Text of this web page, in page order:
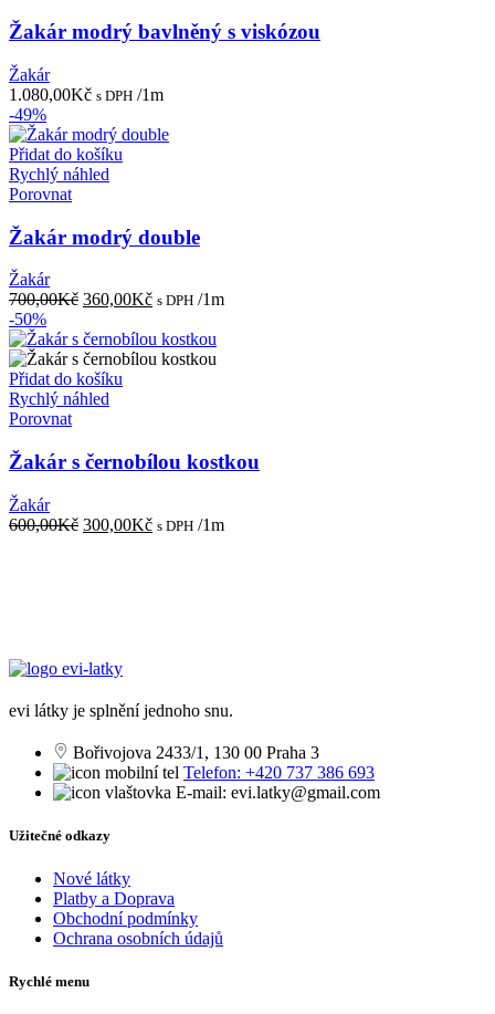
Žakár modrý bavlněný s viskózou
Žakár
1.080,00Kč s DPH /1m
-49%
Přidat do košíku
Rychlý náhled
Porovnat
Žakár modrý double
Žakár
700,00Kč Původní
byla:
700,00Kč.
360,00KčAktuální
je:
360,00Kč.
s DPH /1m
-50%
Přidat do košíku
Rychlý náhled
Porovnat
Žakár s černobílou kostkou
Žakár
600,00Kč Původní
300,00KčAktuální
s DPH /1m
evi látky je splnění jednoho snu.
Bořivojova 2433/1, 130 00 Praha 3
Telefon: +420 737 386 693
E-mail: evi.latky@gmail.com
Užitečné odkazy
Nové látky
Platby a Doprava
Obchodní podmínky
Ochrana osobních údajů
Rychlé menu